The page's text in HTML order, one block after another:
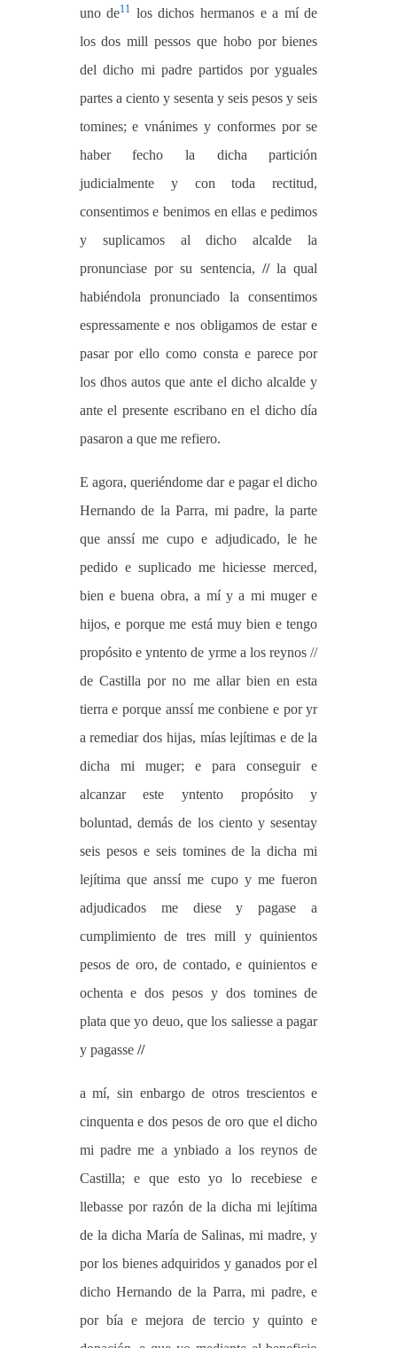
uno de11
los dichos hermanos e a mí de
los dos mill pessos que hobo por bienes
del dicho mi padre partidos por yguales
partes a ciento y sesenta y seis pesos y seis
tomines; e vnánimes y conformes por se
haber fecho la dicha partición
judicialmente y con toda rectitud,
consentimos e benimos en ellas e pedimos
y suplicamos al dicho alcalde la
pronunciase por su sentencia, //la qual
habiéndola pronunciado la consentimos
espressamente e nos obligamos de estar e
pasar por ello como consta e parece por
los dhos autos que ante el dicho alcalde y
ante el presente escribano en el dicho día
pasaron a que me refiero.
E agora, queriéndome dar e pagar el dicho
Hernando de la Parra, mi padre, la parte
que anssí me cupo e adjudicado, le he
pedido e suplicado me hiciesse merced,
bien e buena obra, a mí y a mi muger e
hijos, e porque me está muy bien e tengo
propósito e yntento de yrme a los reynos //
de Castilla por no me allar bien en esta
tierra e porque anssí me conbiene e por yr
a remediar dos hijas, mías lejítimas e de la
dicha mi muger; e para conseguir e
alcanzar este yntento propósito y
boluntad, demás de los ciento y sesentay
seis pesos e seis tomines de la dicha mi
lejítima que anssí me cupo y me fueron
adjudicados me diese y pagase a
cumplimiento de tres mill y quinientos
pesos de oro, de contado, e quinientos e
ochenta e dos pesos y dos tomines de
plata que yo deuo, que los saliesse a pagar
y pagasse//
a mí, sin enbargo de otros trescientos e
cinquenta e dos pesos de oro que el dicho
mi padre me a ynbiado a los reynos de
Castilla; e que esto yo lo recebiese e
llebasse por razón de la dicha mi lejítima
de la dicha María de Salinas, mi madre, y
por los bienes adquiridos y ganados por el
dicho Hernando de la Parra, mi padre, e
por bía e mejora de tercio y quinto e